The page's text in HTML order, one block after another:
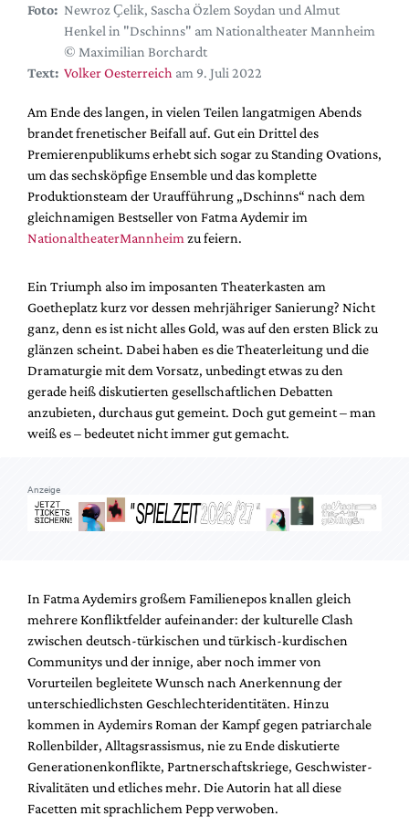
Hefte
Alle Hefte
Leseproben
Podcast
Service
Shop / Abo
Newsletter
Redaktion
Partner
Mediadaten
Suche
Foto: Newroz Ҫelik, Sascha Özlem Soydan und Almut
Henkel in "Dschinns" am Nationaltheater Mannheim
© Maximilian Borchardt
Text: Volker Oesterreich am 9. Juli 2022
Am Ende des langen, in vielen Teilen langatmigen Abends
brandet frenetischer Beifall auf. Gut ein Drittel des
Premierenpublikums erhebt sich sogar zu Standing Ovations,
um das sechsköpfige Ensemble und das komplette
Produktionsteam der Uraufführung „Dschinns“ nach dem
gleichnamigen Bestseller von Fatma Aydemir im
NationaltheaterMannheim zu feiern.
Ein Triumph also im imposanten Theaterkasten am
Goetheplatz kurz vor dessen mehrjähriger Sanierung? Nicht
ganz, denn es ist nicht alles Gold, was auf den ersten Blick zu
glänzen scheint. Dabei haben es die Theaterleitung und die
Dramaturgie mit dem Vorsatz, unbedingt etwas zu den
gerade heiß diskutierten gesellschaftlichen Debatten
anzubieten, durchaus gut gemeint. Doch gut gemeint – man
weiß es – bedeutet nicht immer gut gemacht.
Anzeige
In Fatma Aydemirs großem Familienepos knallen gleich
mehrere Konfliktfelder aufeinander: der kulturelle Clash
zwischen deutsch-türkischen und türkisch-kurdischen
Communitys und der innige, aber noch immer von
Vorurteilen begleitete Wunsch nach Anerkennung der
unterschiedlichsten Geschlechteridentitäten. Hinzu
kommen in Aydemirs Roman der Kampf gegen patriarchale
Rollenbilder, Alltagsrassismus, nie zu Ende diskutierte
Generationenkonflikte, Partnerschaftskriege, Geschwister-
Rivalitäten und etliches mehr. Die Autorin hat all diese
Facetten mit sprachlichem Pepp verwoben.